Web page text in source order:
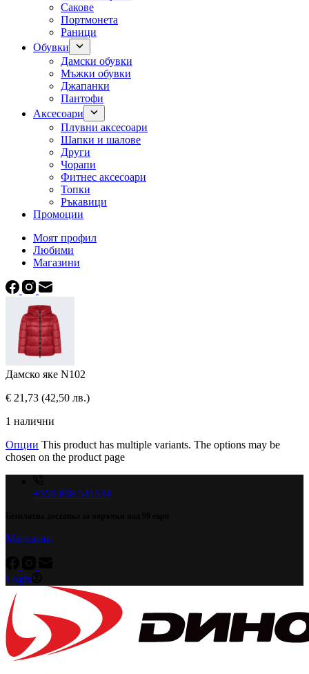
Сакове
Портмонета
Раници
Обувки
Дамски обувки
Мъжки обувки
Джапанки
Пантофи
Аксесоари
Плувни аксесоари
Шапки и шалове
Други
Чорапи
Фитнес аксесоари
Топки
Ръкавици
Промоции
Моят профил
Любими
Магазини
Дамско яке N102
€ 21,73 (42,50 лв.)
1 налични
Опции This product has multiple variants. The options may be
chosen on the product page
+359 898 541534
Магазини
Login